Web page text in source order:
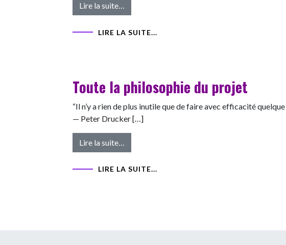
Lire la suite…
LIRE LA SUITE...
Toute la philosophie du projet
“Il n’y a rien de plus inutile que de faire avec efficacité
— Peter Drucker […]
Lire la suite…
LIRE LA SUITE...